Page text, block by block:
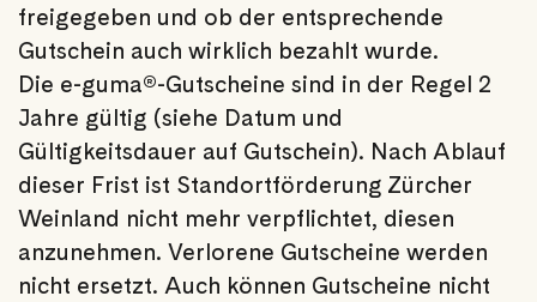
freigegeben und ob der entsprechende
Gutschein auch wirklich bezahlt wurde.
Die e-guma®-Gutscheine sind in der Regel 2
Jahre gültig (siehe Datum und
Gültigkeitsdauer auf Gutschein). Nach Ablauf
dieser Frist ist Standortförderung Zürcher
Weinland nicht mehr verpflichtet, diesen
anzunehmen. Verlorene Gutscheine werden
nicht ersetzt. Auch können Gutscheine nicht